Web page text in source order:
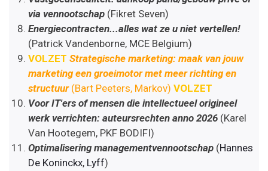
via vennootschap (Fikret Seven)
Energiecontracten...alles wat ze u niet vertellen!
(Patrick Vandenborne, MCE Belgium)
VOLZET Strategische marketing: maak van jouw
marketing een groeimotor met meer richting en
structuur (Bart Peeters, Markov) VOLZET
Voor IT'ers of mensen die intellectueel origineel
werk verrichten: auteursrechten anno 2026 (Karel
Van Hootegem, PKF BODIFI)
Optimalisering managementvennootschap (Hannes
De Koninckx, Lyff)